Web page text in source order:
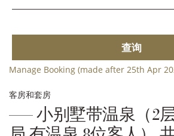
查询
Manage Booking (made after 25th Apr
客房和套房
小别墅带温泉（2